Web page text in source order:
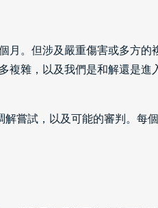
月。但涉及嚴重傷害或多方的
複雜，以及我們是和解還是進
嘗試，以及可能的審判。每